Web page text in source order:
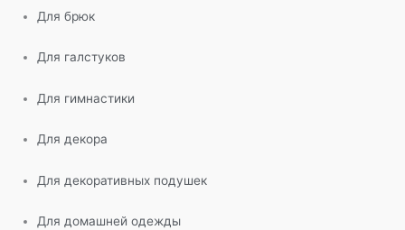
Для брюк
Для галстуков
Для гимнастики
Для декора
Для декоративных подушек
Для домашней одежды